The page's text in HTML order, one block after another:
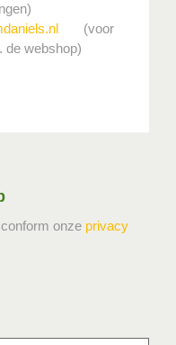
(voor
de webshop)
onze privacy